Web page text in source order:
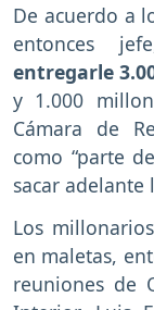
De acuerdo a
entonces
entregarle
y 1.000
Cámara de
como “parte
sacar adelante
Los
en maletas,
reuniones de